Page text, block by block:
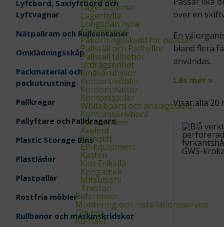
Lagerautomat
Lagerhylla
Longspan hylla
Metallhyllor
Påkörningsskydd för pallställ
Pallställ och Pallhyllor
Pallställ tillbehör
Utdragsenhet
Småvaruhyllor
Kontorsmöbler
Kontorsmattor
Kontorsstolar
Whiteboard och anslagstavlor
Kontorsskrivbord
Varumärken
Axelent
Edmolift
EP-Equipment
Kasten
Kito Erikkilä
Kongamek
Mitsubishi
Treston
Referenser
Montering och installationsservice
Om oss
Kontakt
Lyftbord, Saxlyftbord och
Lyftvagnar
Nätpallram och Rullcontainer
Omklädningsskåp
Packmaterial och
packutrustning
Pallkragar
Pallyftare och Palldragare
Plastic Storage Bins
Plastlådor
Plastpallar
Rostfria möbler
Rullbanor och maskinskridskor
över en
En
bland flera
användas.
Läs mer »
Visar alla 20